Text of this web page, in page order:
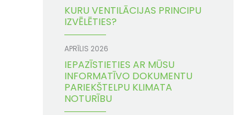
KURU VENTILĀCIJAS PRINCIPU
IZVĒLĒTIES?
APRĪLIS 2026
IEPAZĪSTIETIES AR MŪSU
INFORMATĪVO DOKUMENTU
PARIEKŠTELPU KLIMATA
NOTURĪBU